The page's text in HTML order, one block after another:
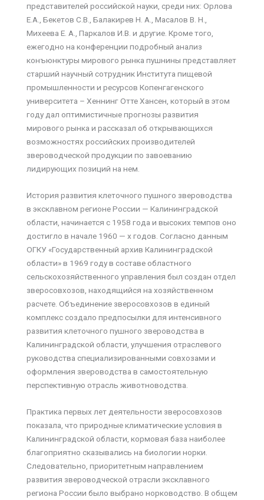
представителей российской науки, среди них: Орлова
Е.А., Бекетов С.В., Балакирев Н. А., Масалов В. Н.,
Михеева Е. А., Паркалов И.В. и другие. Кроме того,
ежегодно на конференции подробный анализ
конъюнктуры мирового рынка пушнины представляет
старший научный сотрудник Института пищевой
промышленности и ресурсов Копенгагенского
университета – Хеннинг Отте Хансен, который в этом
году дал оптимистичные прогнозы развития
мирового рынка и рассказал об открывающихся
возможностях российских производителей
звероводческой продукции по завоеванию
лидирующих позиций на нем.
История развития клеточного пушного звероводства
в эксклавном регионе России — Калининградской
области, начинается с 1958 года и высоких темпов оно
достигло в начале 1960 — х годов. Согласно данным
ОГКУ «Государственный архив Калининградской
области» в 1969 году в составе областного
сельскохозяйственного управления был создан отдел
зверосовхозов, находящийся на хозяйственном
расчете. Объединение зверосовхозов в единый
комплекс создало предпосылки для интенсивного
развития клеточного пушного звероводства в
Калининградской области, улучшения отраслевого
руководства специализированными совхозами и
оформления звероводства в самостоятельную
перспективную отрасль животноводства.
Практика первых лет деятельности зверосовхозов
показала, что природные климатические условия в
Калининградской области, кормовая база наиболее
благоприятно сказывались на биологии норки.
Следовательно, приоритетным направлением
развития звероводческой отрасли эксклавного
региона России было выбрано норководство. В общем